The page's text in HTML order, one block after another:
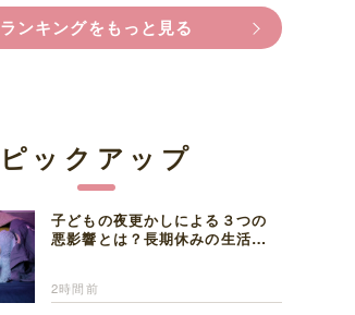
ランキングをもっと見る
ピックアップ
子どもの夜更かしによる３つの
悪影響とは？長期休みの生活リ
2時間前